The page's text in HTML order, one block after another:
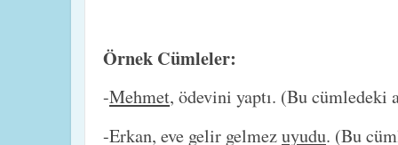
Örnek Cümleler:
-Mehmet, ödevini yaptı. (Bu
-Erkan, eve gelir gelmezuyudu. (Bu